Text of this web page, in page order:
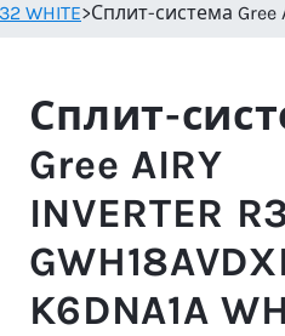
WHITE>Сплит-система Gree
Сплит-
Gree AIRY
INVERTER
K6DNA1A